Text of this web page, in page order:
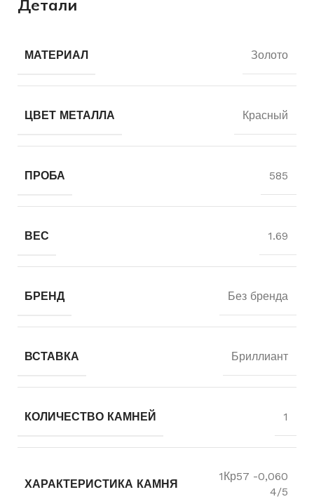
Детали
МАТЕРИАЛ Золото
ЦВЕТ МЕТАЛЛА Красный
ПРОБА 585
ВЕС 1.69
БРЕНД Без бренда
ВСТАВКА Бриллиант
КОЛИЧЕСТВО КАМНЕЙ 1
ХАРАКТЕРИСТИКА КАМНЯ
1Кр57 -0,060
4/5